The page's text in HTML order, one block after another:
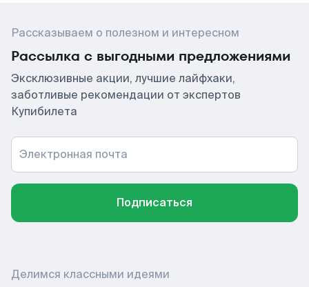
Рассказываем о полезном и интересном
Рассылка с выгодными предложениями
Эксклюзивные акции, лучшие лайфхаки,
заботливые рекомендации от экспертов
Купибилета
Электронная почта
Подписаться
Делимся классными идеями